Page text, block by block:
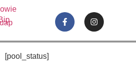
[pool_status]